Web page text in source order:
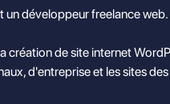
un développeur freelance web.
création de site internet
d'entreprise et les sites